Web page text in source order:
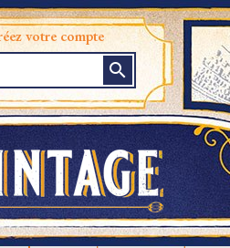
votre compte
search